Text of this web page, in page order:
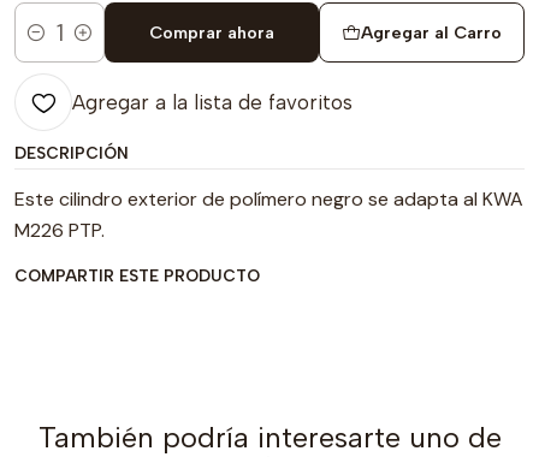
Cantidad
Agregar al Carro
Comprar ahora
Agregar a la lista de favoritos
DESCRIPCIÓN
Este cilindro exterior de polímero negro se adapta al KWA
M226 PTP.
COMPARTIR ESTE PRODUCTO
También podría interesarte uno de